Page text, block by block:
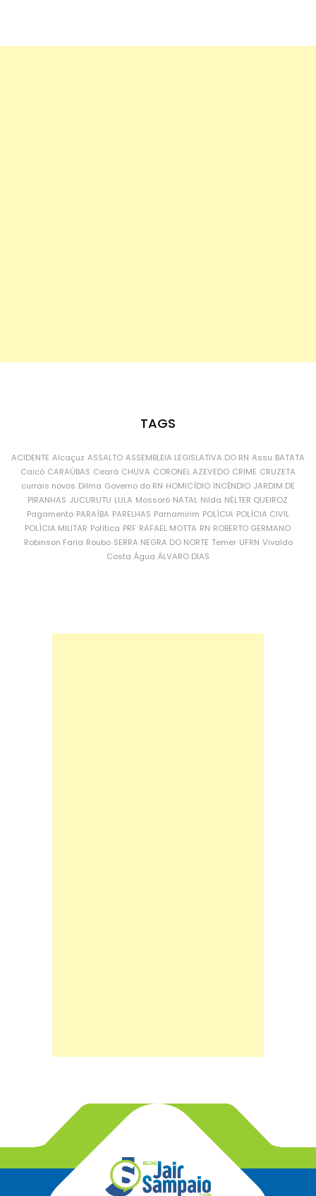
TAGS
ACIDENTE Alcaçuz ASSALTO ASSEMBLEIA LEGISLATIVA DO RN Assu BATATA
Caicó CARAÚBAS Ceará CHUVA CORONEL AZEVEDO CRIME CRUZETA
currais novos Dilma Governo do RN HOMICÍDIO INCÊNDIO JARDIM DE
PIRANHAS JUCURUTU LULA Mossoró NATAL Nilda NÉLTER QUEIROZ
Pagamento PARAÍBA PARELHAS Parnamirim POLÍCIA POLÍCIA CIVIL
POLÍCIA MILITAR Política PRF RAFAEL MOTTA RN ROBERTO GERMANO
Robinson Faria Roubo SERRA NEGRA DO NORTE Temer UFRN Vivaldo
Costa Água ÁLVARO DIAS